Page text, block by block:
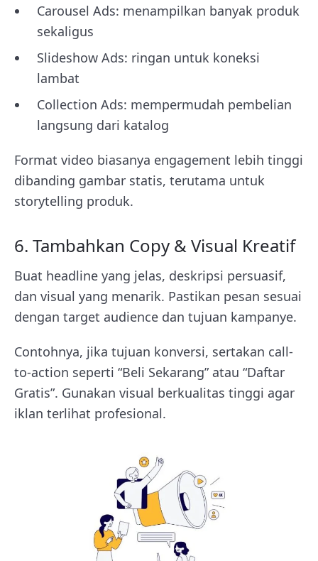
Carousel Ads: menampilkan banyak produk
sekaligus
Slideshow Ads: ringan untuk koneksi
lambat
Collection Ads: mempermudah pembelian
langsung dari katalog
Format video biasanya engagement lebih tinggi
dibanding gambar statis, terutama untuk
storytelling produk.
6. Tambahkan Copy & Visual Kreatif
Buat headline yang jelas, deskripsi persuasif,
dan visual yang menarik. Pastikan pesan sesuai
dengan target audience dan tujuan kampanye.
Contohnya, jika tujuan konversi, sertakan call-
to-action seperti “Beli Sekarang” atau “Daftar
Gratis”. Gunakan visual berkualitas tinggi agar
iklan terlihat profesional.